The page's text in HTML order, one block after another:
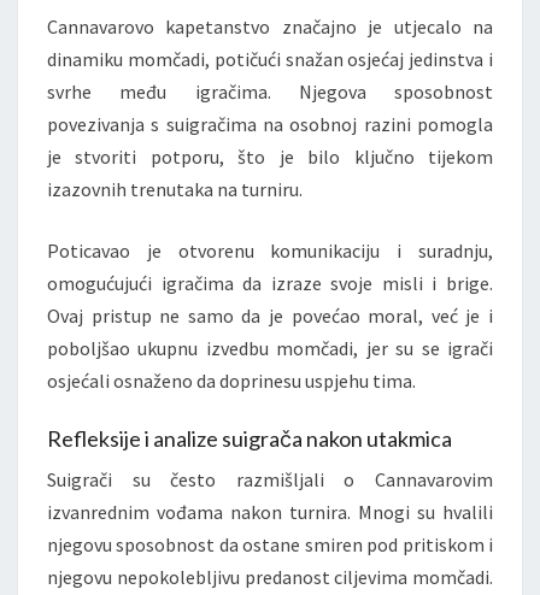
Cannavarovo kapetanstvo značajno je utjecalo na
dinamiku momčadi, potičući snažan osjećaj jedinstva i
svrhe među igračima. Njegova sposobnost
povezivanja s suigračima na osobnoj razini pomogla
je stvoriti potporu, što je bilo ključno tijekom
izazovnih trenutaka na turniru.
Poticavao je otvorenu komunikaciju i suradnju,
omogućujući igračima da izraze svoje misli i brige.
Ovaj pristup ne samo da je povećao moral, već je i
poboljšao ukupnu izvedbu momčadi, jer su se igrači
osjećali osnaženo da doprinesu uspjehu tima.
Refleksije i analize suigrača nakon utakmica
Suigrači su često razmišljali o Cannavarovim
izvanrednim vođama nakon turnira. Mnogi su hvalili
njegovu sposobnost da ostane smiren pod pritiskom i
njegovu nepokolebljivu predanost ciljevima momčadi.